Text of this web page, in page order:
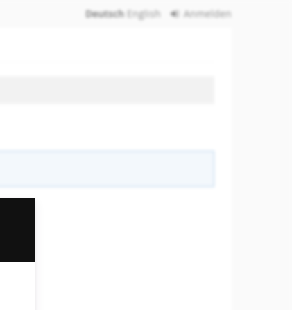
Deutsch English Anmelden